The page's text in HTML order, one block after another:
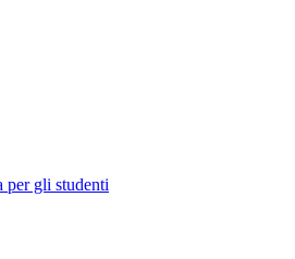
per gli studenti